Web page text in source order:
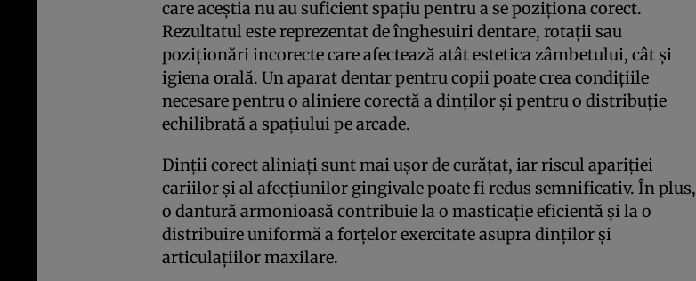
care aceștia nu au suficient spațiu pentru a se poziționa corect.
Rezultatul este reprezentat de înghesuiri dentare, rotații sau
poziționări incorecte care afectează atât estetica zâmbetului, cât și
igiena orală. Un aparat dentar pentru copii poate crea condițiile
necesare pentru o aliniere corectă a dinților și pentru o distribuție
echilibrată a spațiului pe arcade.
Dinții corect aliniați sunt mai ușor de curățat, iar riscul apariției
cariilor și al afecțiunilor gingivale poate fi redus semnificativ. În plus,
o dantură armonioasă contribuie la o masticație eficientă și la o
distribuire uniformă a forțelor exercitate asupra dinților și
articulațiilor maxilare.